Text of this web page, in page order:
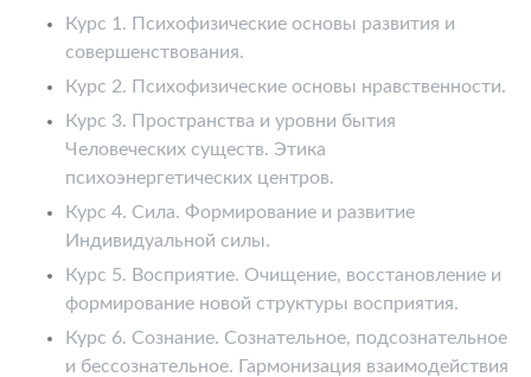
Курс 1. Психофизические основы развития и
совершенствования.
Курс 2. Психофизические основы нравственности.
Курс 3. Пространства и уровни бытия
Человеческих существ. Этика
психоэнергетических центров.
Курс 4. Сила. Формирование и развитие
Индивидуальной силы.
Курс 5. Восприятие. Очищение, восстановление и
формирование новой структуры восприятия.
Курс 6. Сознание. Сознательное, подсознательное
и бессознательное. Гармонизация взаимодействия